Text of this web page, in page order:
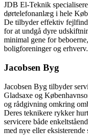
JDB El-Teknik
dørtelefonanlæg i hele
De tilbyder effektiv
for at undgå dyre
minimal gene for
boligforeninger og erhverv.
Jacobsen Byg
Jacobsen Byg tilbyder
Gladsaxe og
og rådgivning omkring
Deres teknikere rykker
servicere både
med nye eller eksisterende